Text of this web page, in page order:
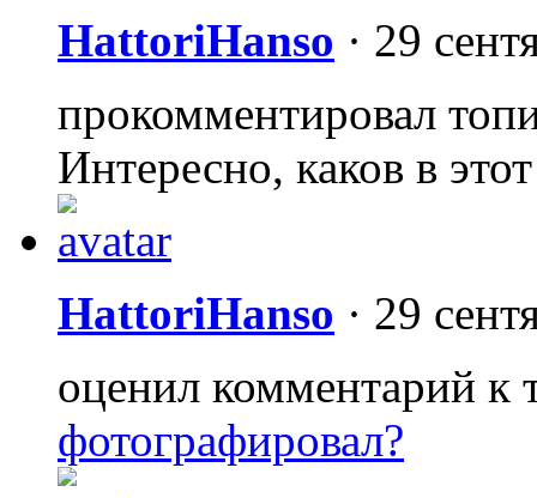
HattoriHanso · 29
прокомментировал
Интересно, каков в
HattoriHanso · 29
оценил комментарий к
фотографировал?